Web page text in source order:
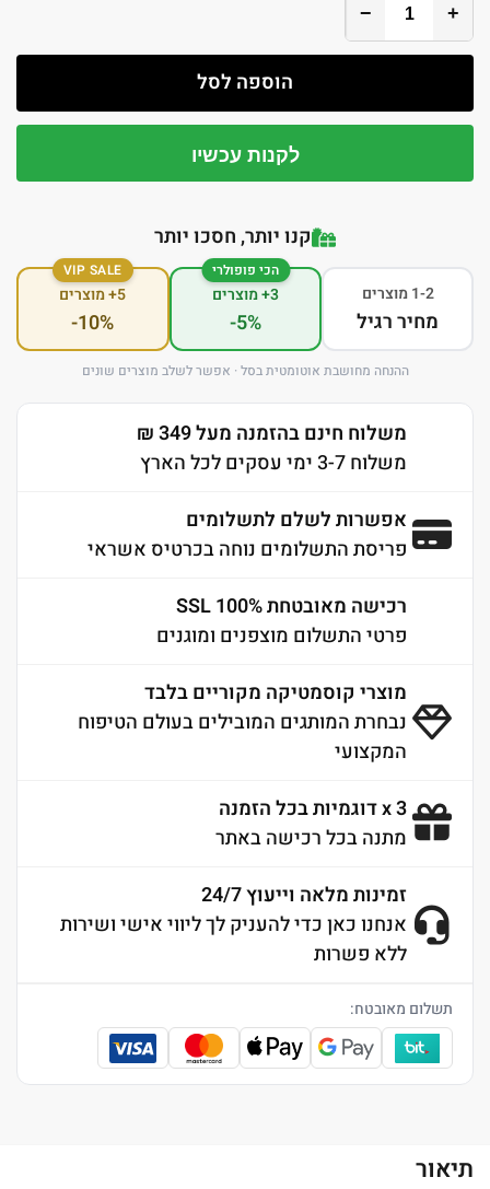
+
−
הוספה לסל
לקנות עכשיו
קנו יותר, חסכו יותר
1-2 מוצרים
מחיר רגיל
הכי פופולרי
3+ מוצרים
-5%
VIP SALE
5+ מוצרים
-10%
ההנחה מחושבת אוטומטית בסל · אפשר לשלב מוצרים שונים
משלוח חינם בהזמנה מעל 349 ₪
משלוח 3-7 ימי עסקים לכל הארץ
אפשרות לשלם לתשלומים
פריסת התשלומים נוחה בכרטיס אשראי
רכישה מאובטחת 100% SSL
פרטי התשלום מוצפנים ומוגנים
מוצרי קוסמטיקה מקוריים בלבד
נבחרת המותגים המובילים בעולם הטיפוח
המקצועי
3 x דוגמיות בכל הזמנה
מתנה בכל רכישה באתר
זמינות מלאה וייעוץ 24/7
אנחנו כאן כדי להעניק לך ליווי אישי ושירות
ללא פשרות
תשלום מאובטח:
תיאור